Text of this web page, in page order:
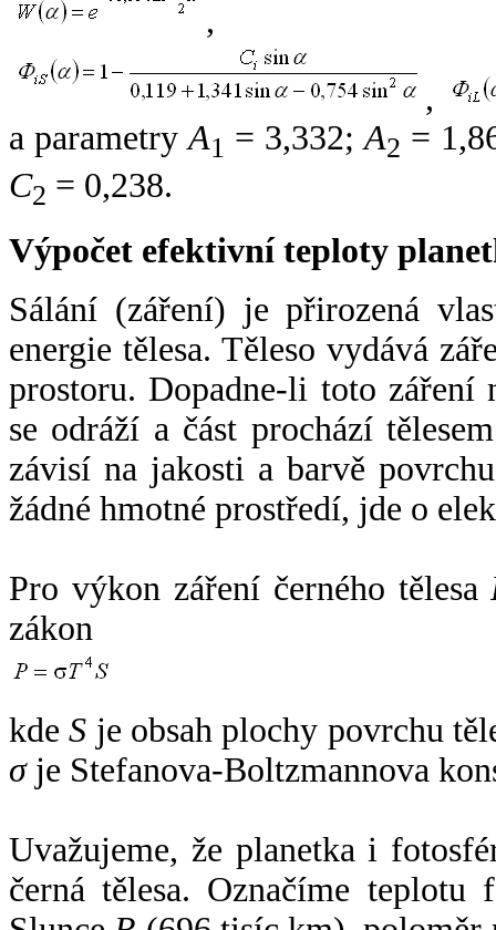
,
,
a parametryA1 = 3,332;A2 =
C2 = 0,238.
Výpočet efektivní teploty
Sálání (záření) je přirozená
energie tělesa. Těleso vydává
prostoru. Dopadne-li toto záření
se odráží a část prochází
závisí na jakosti a barvě
žádné hmotné prostředí, jde o
Pro výkon záření černého tělesa
zákon
kdeS je obsah plochy povrchu
σje Stefanova-Boltzmannova
Uvažujeme, že planetka i
černá tělesa. Označíme